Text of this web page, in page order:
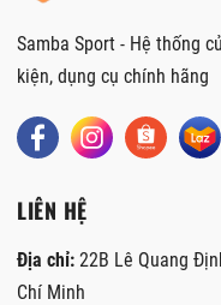
Samba Sport - Hệ thống
kiện, dụng cụ chính hãng
LIÊN HỆ
Địa chỉ: 22B Lê Quang
Chí Minh